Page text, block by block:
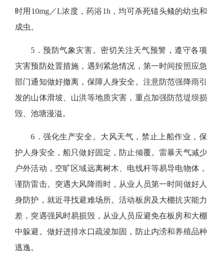
时用10mg／L浓度，药浴1h，均可杀死锚头鳋的幼虫和
成虫。
5．预防气象灾害。 密切关注天气预警，遵守各项
灾害预防处置措施，遇到紧急情况，第一时间按照应急
部门通知做好撤离，保障人身安全。注意防范强降雨引
发的山体滑坡、山洪等地质灾害，重点加强防范堤坝损
毁、池塘漫溢。
6．强化生产安全。 大风天气，禁止上船作业，保
护人身安全，船只做好固定，防止倾覆。雷暴天气减少
户外活动，空旷区域远离树木、电线杆等易导电物体，
谨防雷击。突遇大风降雨时，从业人员第一时间做好人
身防护，就近寻找避难场所。活动板房及大棚抗灾能力
差，突遇强风时易损毁，从业人员应避免在板房和大棚
中躲避。做好进排水口疏浚加固，防止内涝和养殖品种
逃逸。